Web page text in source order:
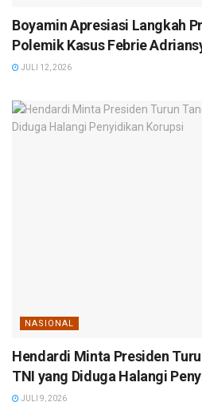
Boyamin Apresiasi Langkah
Polemik Kasus Febrie
JULI 12, 2026
NASIONAL
Hendardi Minta Presiden
TNI yang Diduga Halangi
JULI 9, 2026